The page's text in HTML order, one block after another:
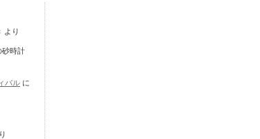
より
砂時計
バル に